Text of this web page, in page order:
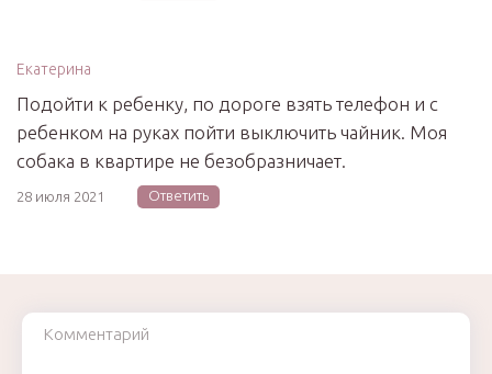
Екатерина
Подойти к ребенку, по дороге взять телефон и с
ребенком на руках пойти выключить чайник. Моя
собака в квартире не безобразничает.
28 июля 2021 Ответить
Комментарий